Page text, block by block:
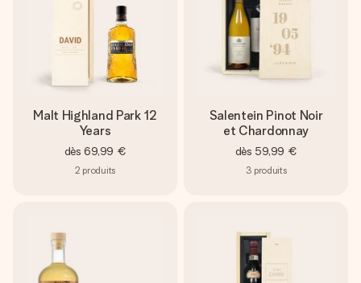
Malt Highland Park 12
Years
dès 69,99 €
2 produits
Salentein Pinot Noir
et Chardonnay
dès 59,99 €
3 produits